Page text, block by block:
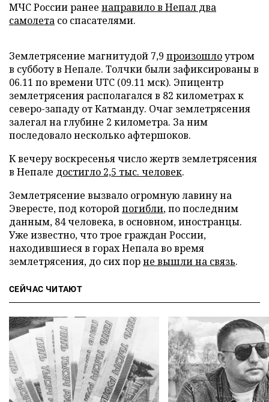
МЧС России ранее направило в Непал два
самолета со спасателями.
Землетрясение магнитудой 7,9 произошлоутром
в субботу в Непале. Толчки были зафиксированы в
06.11 по времени UTC (09.11 мск). Эпицентр
землетрясения располагался в 82 километрах к
северо-западу от Катманду. Очаг землетрясения
залегал на глубине 2 километра. За ним
последовало несколько афтершоков.
К вечеру воскресенья число жертв землетрясения
в Непале достигло 2,5 тыс. человек.
Землетрясение вызвало огромную лавину на
Эвересте, под которойпогибли, по последним
данным, 84 человека, в основном, иностранцы.
Уже известно, что трое граждан России,
находившиеся в горах Непала во время
землетрясения, до сих порне вышли на связь.
СЕЙЧАС ЧИТАЮТ